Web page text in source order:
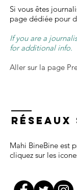
Si vous êtes
page dédiée pour
If you are a
for additional info.
Aller sur la page
réseaux
Mahi BineBine est
cliquez sur les